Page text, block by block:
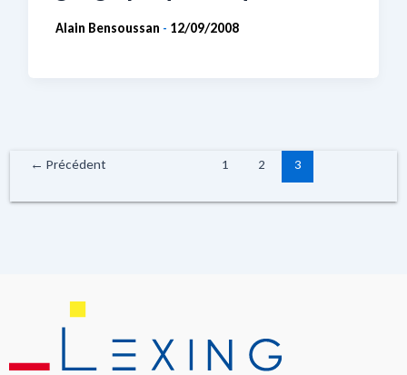
Alain Bensoussan - 12/09/2008
← Précédent 1 2 3